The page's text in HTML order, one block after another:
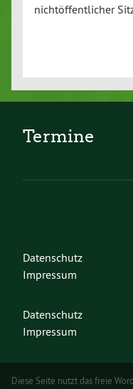
nichtöffentlicher
Termine
Datenschutz
Impressum
Datenschutz
Impressum
Diese Seite nutzt das freie